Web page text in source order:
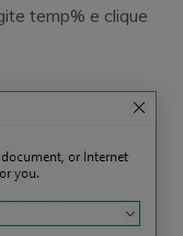
temp% e clique